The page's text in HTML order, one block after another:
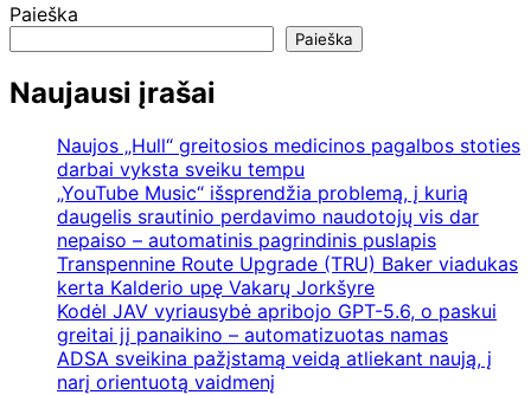
Paieška
Paieška
Naujausi įrašai
Naujos „Hull“ greitosios medicinos pagalbos stoties
darbai vyksta sveiku tempu
„YouTube Music“ išsprendžia problemą, į kurią
daugelis srautinio perdavimo naudotojų vis dar
nepaiso – automatinis pagrindinis puslapis
Transpennine Route Upgrade (TRU) Baker viadukas
kerta Kalderio upę Vakarų Jorkšyre
Kodėl JAV vyriausybė apribojo GPT-5.6, o paskui
greitai jį panaikino – automatizuotas namas
ADSA sveikina pažįstamą veidą atliekant naują, į
narį orientuotą vaidmenį